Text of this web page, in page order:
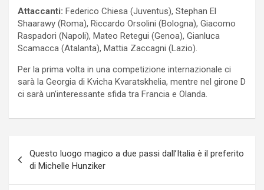
Attaccanti: Federico Chiesa (Juventus), Stephan El
Shaarawy (Roma), Riccardo Orsolini (Bologna), Giacomo
Raspadori (Napoli), Mateo Retegui (Genoa), Gianluca
Scamacca (Atalanta), Mattia Zaccagni (Lazio).
Per la prima volta in una competizione internazionale ci
sarà la Georgia di Kvicha Kvaratskhelia, mentre nel girone D
ci sarà un’interessante sfida tra Francia e Olanda.
articoli
Questo luogo magico a due passi dall’Italia è il preferito
di Michelle Hunziker